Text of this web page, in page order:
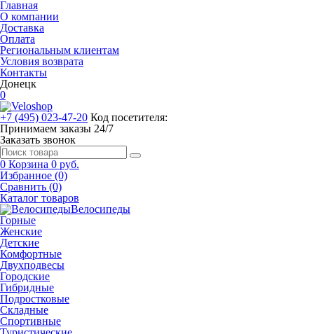
Главная
О компании
Доставка
Оплата
Региональным клиентам
Условия возврата
Контакты
Донецк
0
+7 (495) 023-47-20 Код посетителя:
Принимаем заказы 24/7
Заказать звонок
0 Корзина 0 руб.
Избранное (0)
Сравнить (0)
Каталог товаров
Велосипеды
Горные
Женские
Детские
Комфортные
Двухподвесы
Городские
Гибридные
Подростковые
Складные
Спортивные